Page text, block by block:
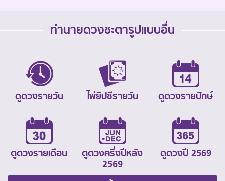
ทำนายดวงชะตารูปแบบอื่น
ดูดวงรายวัน ไพ่ยิปซีรายวัน ดูดวงรายปักษ์
ดูดวงรายเดือน
ดูดวงครึ่งปีหลัง
2569
ดูดวงปี 2569